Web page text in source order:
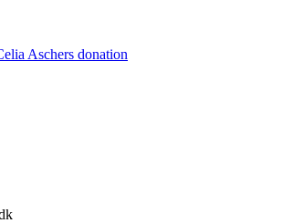
Aschers donation